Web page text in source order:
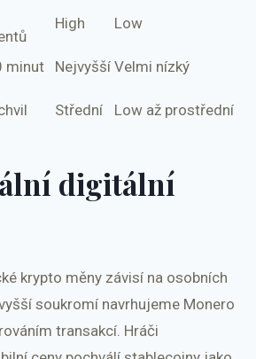
High Low
minut Nejvyšší Velmi nízký
Střední Low až prostřední
digitální
krypto měny závisí na osobních
soukromí navrhujeme Monero
transakcí. Hráči